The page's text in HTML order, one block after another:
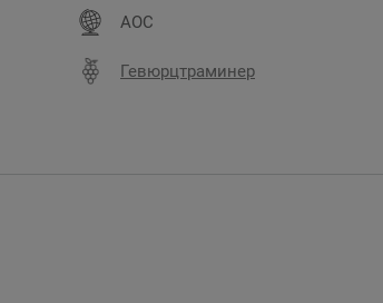
AOC
Гевюрцтраминер